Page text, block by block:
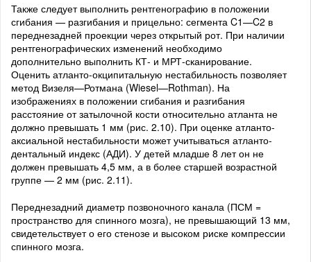
Также следует выполнить рентгенографию в положении
сгибания — разгибания и прицельно: сегмента C1—C2 в
переднезадней проекции через открытый рот. При наличии
рентгенографических изменений необходимо
дополнительно выполнить КТ- и МРТ-сканирование.
Оценить атланто-окципитальную нестабильность позволяет
метод Визеля—Ротмана (Wiesel—Rothman). На
изображениях в положении сгибания и разгибания
расстояние от затылочной кости относительно атланта не
должно превышать 1 мм (рис. 2.10). При оценке атланто-
аксиальной нестабильности может учитываться атланто-
дентальный индекс (АДИ). У детей младше 8 лет он не
должен превышать 4,5 мм, а в более старшей возрастной
группе — 2 мм (рис. 2.11).
Переднезадний диаметр позвоночного канала (ПСМ =
пространство для спинного мозга), не превышающий 13 мм,
свидетельствует о его стенозе и высоком риске компрессии
спинного мозга.